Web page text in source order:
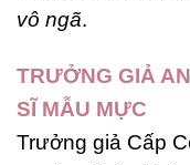
vô ngã.
TRƯỞNG GIẢ
SĨ MẪU MỰC
Trưởng giả Cấp